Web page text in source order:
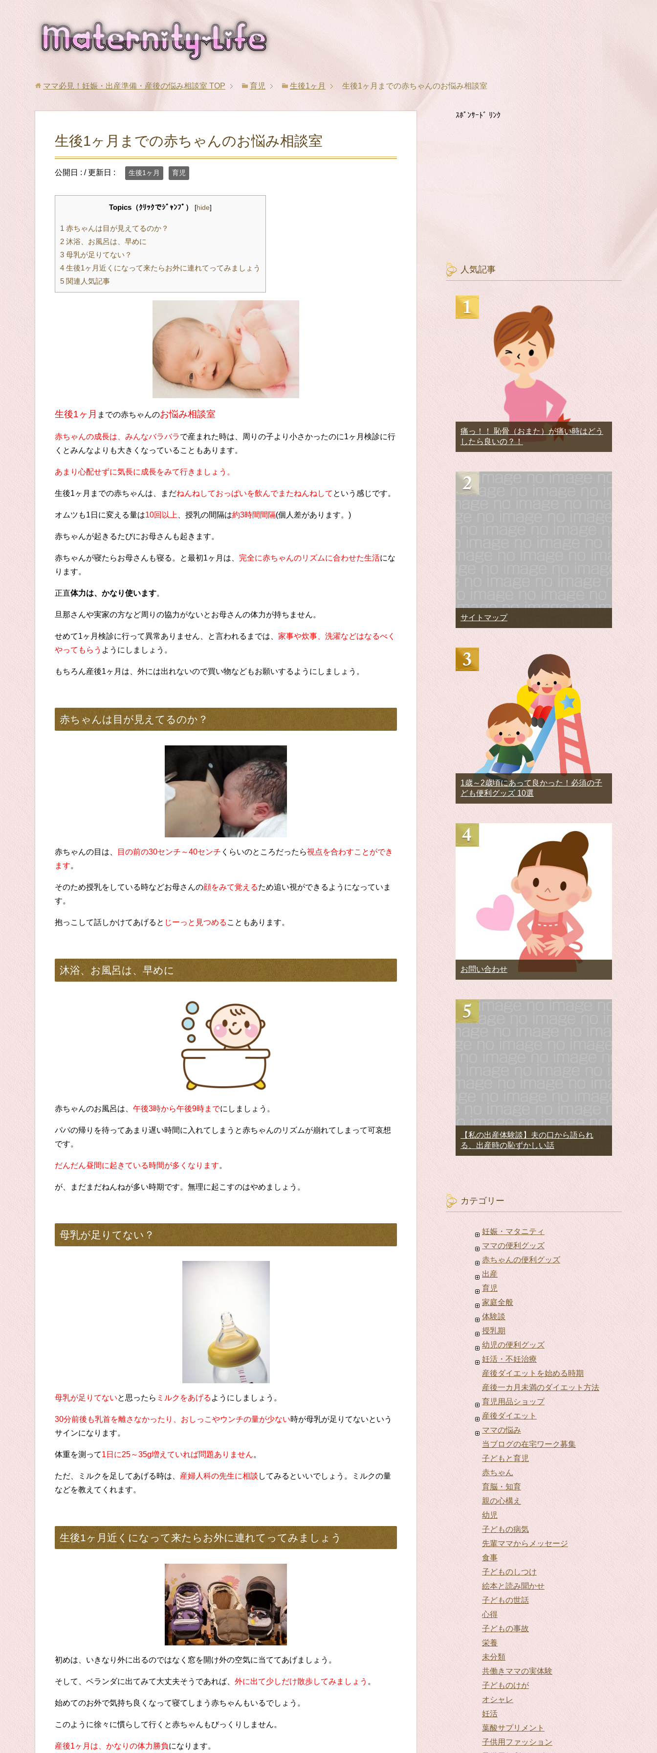
ママ必見！妊娠・出産準備・産後の悩み相談室 TOP 育児 生後1ヶ月 生後1ヶ月までの赤ちゃんのお悩み相談室
生後1ヶ月までの赤ちゃんのお悩み相談室
公開日 : / 更新日 : 生後1ヶ月 育児
Topics（ｸﾘｯｸでｼﾞｬﾝﾌﾟ） [hide]
1 赤ちゃんは目が見えてるのか？
2 沐浴、お風呂は、早めに
3 母乳が足りてない？
4 生後1ヶ月近くになって来たらお外に連れてってみましょう
5 関連人気記事
生後1ヶ月 までの赤ちゃんのお悩み相談室
赤ちゃんの成長は、みんなバラバラで産まれた時は、周りの子より小さかったのに1ヶ月検診に行
くとみんなよりも大きくなっていることもあります。
あまり心配せずに気長に成長をみて行きましょう。
生後1ヶ月までの赤ちゃんは、まだねんねしておっぱいを飲んでまたねんねして という感じです。
オムツも1日に変える量は10回以上 、授乳の間隔は約3時間間隔(個人差があります。)
赤ちゃんが起きるたびにお母さんも起きます。
赤ちゃんが寝たらお母さんも寝る。と最初1ヶ月は、 完全に赤ちゃんのリズムに合わせた生活にな
ります。
正直体力は、かなり使います。
旦那さんや実家の方など周りの協力がないとお母さんの体力が持ちません。
せめて1ヶ月検診に行って異常ありません、と言われるまでは、 家事や炊事、洗濯などはなるべく
やってもらう ようにしましょう。
もちろん産後1ヶ月は、外には出れないので買い物などもお願いするようにしましょう。
赤ちゃんは目が見えてるのか？
赤ちゃんの目は、 目の前の30センチ～40センチ くらいのところだったら視点を合わすことができ
ます。
そのため授乳をしている時などお母さんの顔をみて覚えるため追い視ができるようになっていま
す。
抱っこして話しかけてあげると じーっと見つめる こともあります。
沐浴、お風呂は、早めに
赤ちゃんのお風呂は、 午後3時から午後9時までにしましょう。
パパの帰りを待ってあまり遅い時間に入れてしまうと赤ちゃんのリズムが崩れてしまって可哀想
です。
だんだん昼間に起きている時間が多くなります。
が、まだまだねんねが多い時期です。無理に起こすのはやめましょう。
母乳が足りてない？
母乳が足りてないと思ったら ミルクをあげる ようにしましょう。
30分前後も乳首を離さなかったり、おしっこやウンチの量が少ない時が母乳が足りてないという
サインになります。
体重を測って1日に25～35g増えていれば問題ありません。
ただ、ミルクを足してあげる時は、 産婦人科の先生に相談 してみるといいでしょう。ミルクの量
などを教えてくれます。
生後1ヶ月近くになって来たらお外に連れてってみましょう
初めは、いきなり外に出るのではなく窓を開け外の空気に当ててあげましょう。
そして、ベランダに出てみて大丈夫そうであれば、 外に出て少しだけ散歩してみましょう 。
始めてのお外で気持ち良くなって寝てしまう赤ちゃんもいるでしょう。
このように徐々に慣らして行くと赤ちゃんもびっくりしません。
産後1ヶ月は、かなりの体力勝負になります。
ｽﾎﾟﾝｻｰﾄﾞ ﾘﾝｸ
人気記事
痛っ！！ 恥骨（おまた）が痛い時はどう
したら良いの？！
サイトマップ
1歳～2歳頃にあって良かった！必須の子
ども便利グッズ 10選
お問い合わせ
【私の出産体験談】夫の口から語られ
る、出産時の恥ずかしい話
カテゴリー
妊娠・マタニティ
ママの便利グッズ
赤ちゃんの便利グッズ
出産
育児
家庭全般
体験談
授乳期
幼児の便利グッズ
妊活・不妊治療
産後ダイエットを始める時期
産後一カ月未満のダイエット方法
育児用品ショップ
産後ダイエット
ママの悩み
当ブログの在宅ワーク募集
子どもと育児
赤ちゃん
育脳・知育
親の心構え
幼児
子どもの病気
先輩ママからメッセージ
食事
子どものしつけ
絵本と読み聞かせ
子どもの世話
心得
子どもの事故
栄養
未分類
共働きママの実体験
子どものけが
オシャレ
妊活
葉酸サプリメント
子供用ファッション